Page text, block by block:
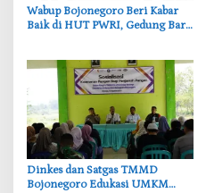
‎Wabup Bojonegoro Beri Kabar
Baik di HUT PWRI, Gedung Baru
‎Dinkes dan Satgas TMMD
Bojonegoro Edukasi UMKM